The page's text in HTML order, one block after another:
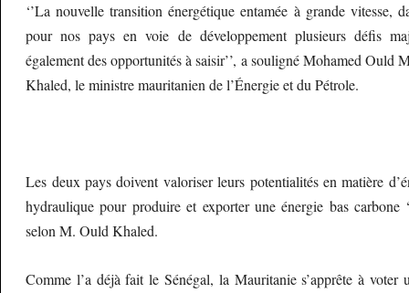
‘’La nouvelle transition énergétique entamée à grande vitesse,
pour nos pays en voie de développement plusieurs défis
également des opportunités à saisir’’, a souligné Mohamed Ould
Khaled, le ministre mauritanien de l’Énergie et du Pétrole.
Les deux pays doivent valoriser leurs potentialités en matière
hydraulique pour produire et exporter une énergie bas carbone
selon M. Ould Khaled.
Comme l’a déjà fait le Sénégal, la Mauritanie s’apprête à voter